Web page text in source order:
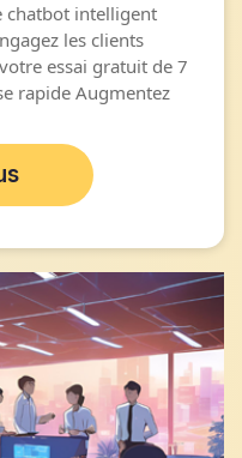
chatbot intelligent
les clients
essai gratuit de 7
rapide Augmentez